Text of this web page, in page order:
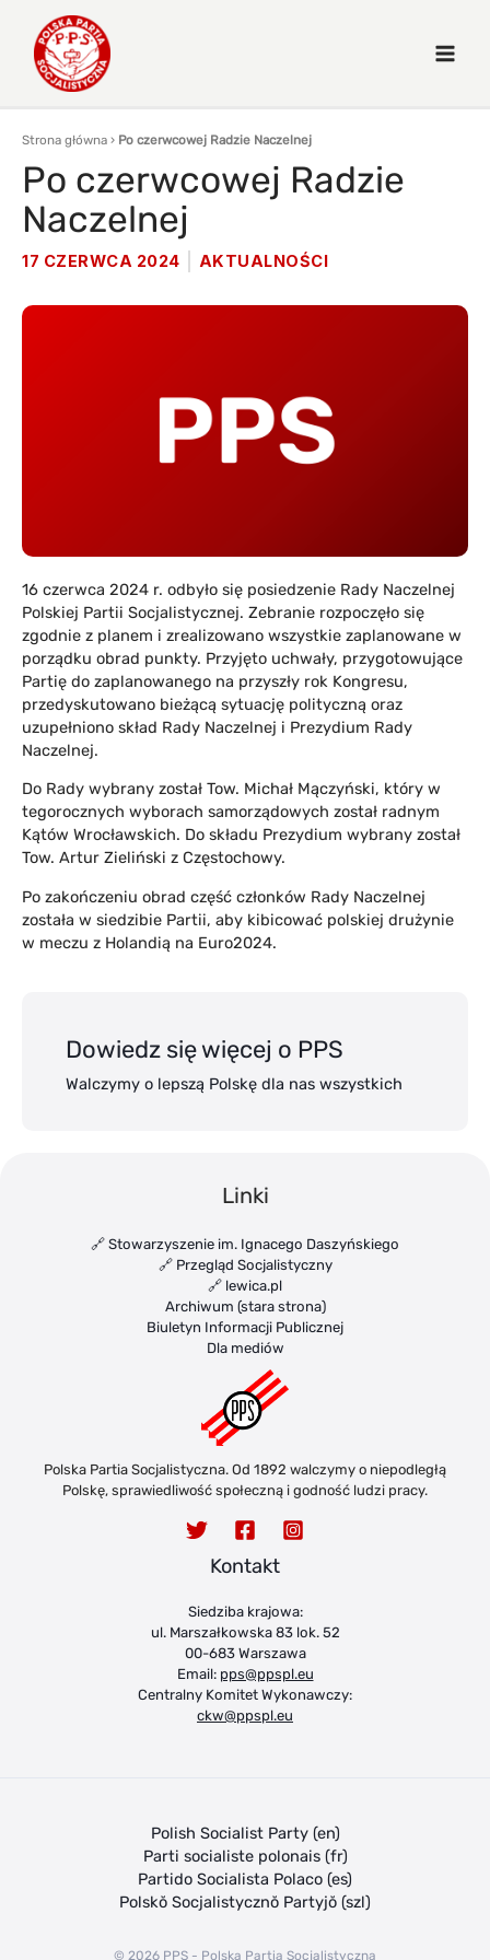
Strona główna › Po czerwcowej Radzie Naczelnej
Po czerwcowej Radzie
Naczelnej
17 CZERWCA 2024 AKTUALNOŚCI
16 czerwca 2024 r. odbyło się posiedzenie Rady Naczelnej
Polskiej Partii Socjalistycznej. Zebranie rozpoczęło się
zgodnie z planem i zrealizowano wszystkie zaplanowane w
porządku obrad punkty. Przyjęto uchwały, przygotowujące
Partię do zaplanowanego na przyszły rok Kongresu,
przedyskutowano bieżącą sytuację polityczną oraz
uzupełniono skład Rady Naczelnej i Prezydium Rady
Naczelnej.
Do Rady wybrany został Tow. Michał Mączyński, który w
tegorocznych wyborach samorządowych został radnym
Kątów Wrocławskich. Do składu Prezydium wybrany został
Tow. Artur Zieliński z Częstochowy.
Po zakończeniu obrad część członków Rady Naczelnej
została w siedzibie Partii, aby kibicować polskiej drużynie
w meczu z Holandią na Euro2024.
Dowiedz się więcej o PPS
Walczymy o lepszą Polskę dla nas wszystkich
Linki
🔗 Stowarzyszenie im. Ignacego Daszyńskiego
🔗 Przegląd Socjalistyczny
🔗 lewica.pl
Archiwum (stara strona)
Biuletyn Informacji Publicznej
Dla mediów
Polska Partia Socjalistyczna. Od 1892 walczymy o niepodległą
Polskę, sprawiedliwość społeczną i godność ludzi pracy.
Kontakt
Siedziba krajowa:
ul. Marszałkowska 83 lok. 52
00-683 Warszawa
Email: pps@ppspl.eu
Centralny Komitet Wykonawczy:
ckw@ppspl.eu
Polish Socialist Party (en)
Parti socialiste polonais (fr)
Partido Socialista Polaco (es)
Polskŏ Socjalistycznŏ Partyjŏ (szl)
© 2026 PPS - Polska Partia Socjalistyczna